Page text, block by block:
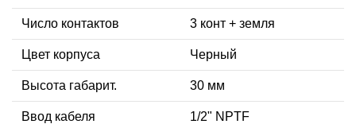
Число контактов 3 конт + земля
Цвет корпуса Черный
Высота габарит. 30 мм
Ввод кабеля 1/2" NPTF